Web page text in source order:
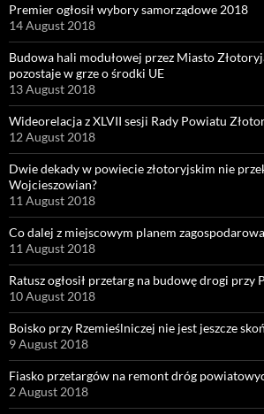
Premier ogłosił wybory samorządowe 2018
14 August 2018
Budowa hali modułowej przez Miasto
pozostaje w grze o środki UE
13 August 2018
Wideorelacja z XLVII sesji Rady Powiatu
12 August 2018
Dwie dekady w powiecie złotoryjskim nie
Wojcieszowian?
11 August 2018
Co dalej z miejscowym planem
11 August 2018
Ratusz ogłosił przetarg na budowę drogi przy
10 August 2018
Boisko przy Rzemieślniczej nie jest jeszcze
9 August 2018
Fiasko przetargów na remont dróg
2 August 2018